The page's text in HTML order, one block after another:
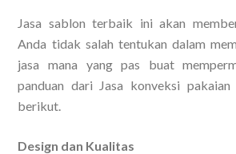
Jasa sablon terbaik ini akan
Anda tidak salah tentukan dalam
jasa mana yang pas buat
panduan dari Jasa konveksi
berikut.
Design dan Kualitas